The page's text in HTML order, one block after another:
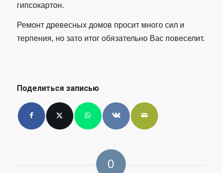
гипсокартон.
Ремонт древесных домов просит много сил и
терпения, но зато итог обязательно Вас повеселит.
Поделиться записью
0